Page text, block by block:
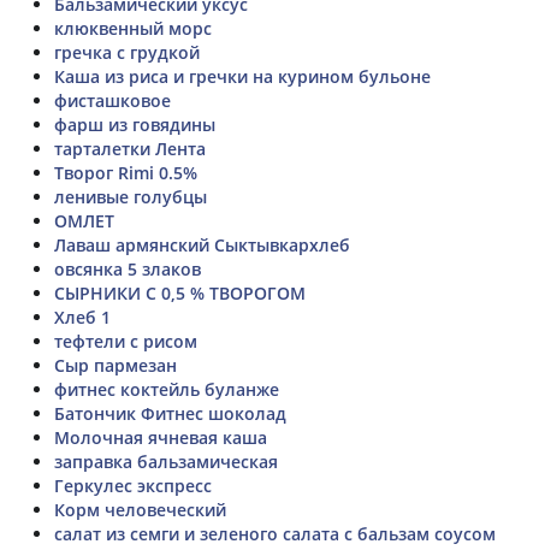
клюквенный морс
гречка с грудкой
Каша из риса и гречки на курином бульоне
фисташковое
фарш из говядины
тарталетки Лента
Творог Rimi 0.5%
ленивые голубцы
ОМЛЕТ
Лаваш армянский Сыктывкархлеб
овсянка 5 злаков
СЫРНИКИ С 0,5 % ТВОРОГОМ
Хлеб 1
тефтели с рисом
Сыр пармезан
фитнес коктейль буланже
Батончик Фитнес шоколад
Молочная ячневая каша
заправка бальзамическая
Геркулес экспресс
Корм человеческий
салат из семги и зеленого салата с бальзам соусом